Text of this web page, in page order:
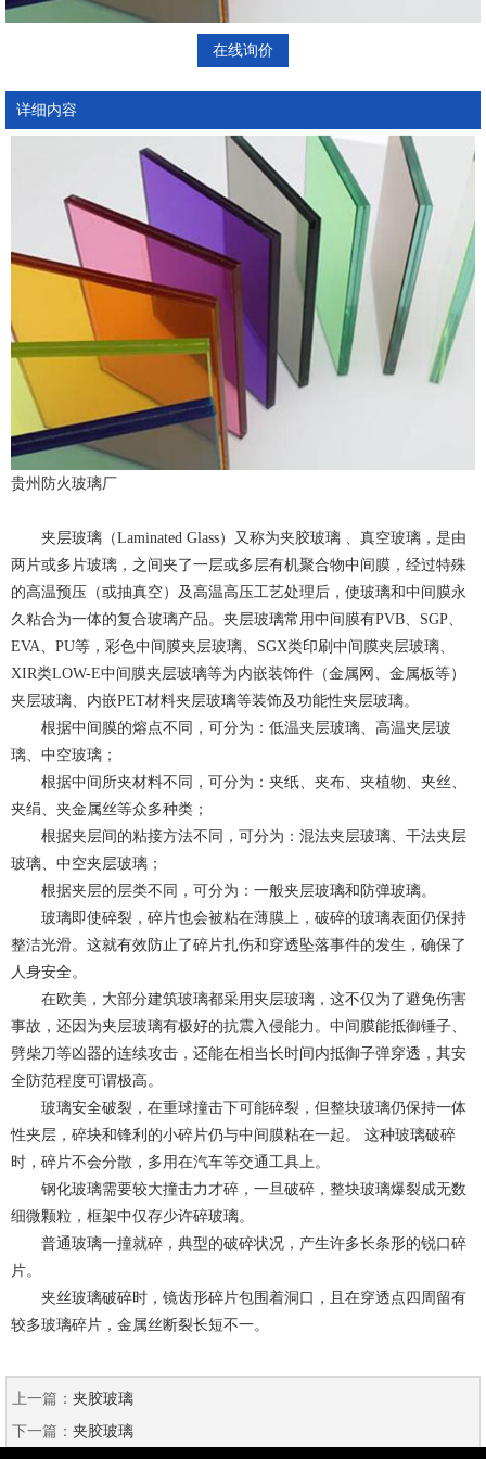
在线询价
详细内容
贵州防火玻璃厂
夹层玻璃（Laminated Glass）又称为夹胶玻璃 、真空玻璃，是由
两片或多片玻璃，之间夹了一层或多层有机聚合物中间膜，经过特殊
的高温预压（或抽真空）及高温高压工艺处理后，使玻璃和中间膜永
久粘合为一体的复合玻璃产品。夹层玻璃常用中间膜有PVB、SGP、
EVA、PU等，彩色中间膜夹层玻璃、SGX类印刷中间膜夹层玻璃、
XIR类LOW-E中间膜夹层玻璃等为内嵌装饰件（金属网、金属板等）
夹层玻璃、内嵌PET材料夹层玻璃等装饰及功能性夹层玻璃。
根据中间膜的熔点不同，可分为：低温夹层玻璃、高温夹层玻
璃、中空玻璃；
根据中间所夹材料不同，可分为：夹纸、夹布、夹植物、夹丝、
夹绢、夹金属丝等众多种类；
根据夹层间的粘接方法不同，可分为：混法夹层玻璃、干法夹层
玻璃、中空夹层玻璃；
根据夹层的层类不同，可分为：一般夹层玻璃和防弹玻璃。
玻璃即使碎裂，碎片也会被粘在薄膜上，破碎的玻璃表面仍保持
整洁光滑。这就有效防止了碎片扎伤和穿透坠落事件的发生，确保了
人身安全。
在欧美，大部分建筑玻璃都采用夹层玻璃，这不仅为了避免伤害
事故，还因为夹层玻璃有极好的抗震入侵能力。中间膜能抵御锤子、
劈柴刀等凶器的连续攻击，还能在相当长时间内抵御子弹穿透，其安
全防范程度可谓极高。
玻璃安全破裂，在重球撞击下可能碎裂，但整块玻璃仍保持一体
性夹层，碎块和锋利的小碎片仍与中间膜粘在一起。 这种玻璃破碎
时，碎片不会分散，多用在汽车等交通工具上。
钢化玻璃需要较大撞击力才碎，一旦破碎，整块玻璃爆裂成无数
细微颗粒，框架中仅存少许碎玻璃。
普通玻璃一撞就碎，典型的破碎状况，产生许多长条形的锐口碎
片。
夹丝玻璃破碎时，镜齿形碎片包围着洞口，且在穿透点四周留有
较多玻璃碎片，金属丝断裂长短不一。
上一篇： 夹胶玻璃
下一篇： 夹胶玻璃